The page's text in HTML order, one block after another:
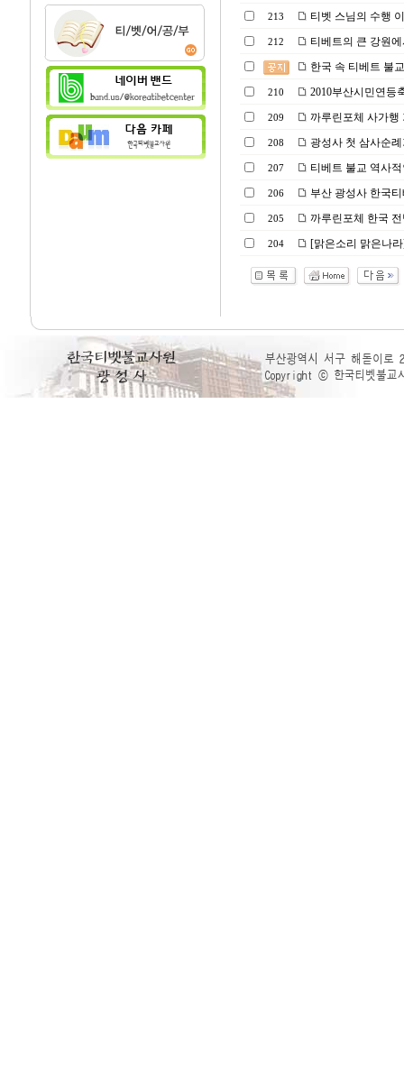
213 티벳 스님의 수행
212
티베트의 큰 강원
한국 속 티베트 불
210 2010부산시민연등
209 까루린포체 사가행
208 광성사 첫 삼사순
207 티베트 불교 역사
206 부산 광성사 한국
205 까루린포체 한국
204 [맑은소리 맑은나